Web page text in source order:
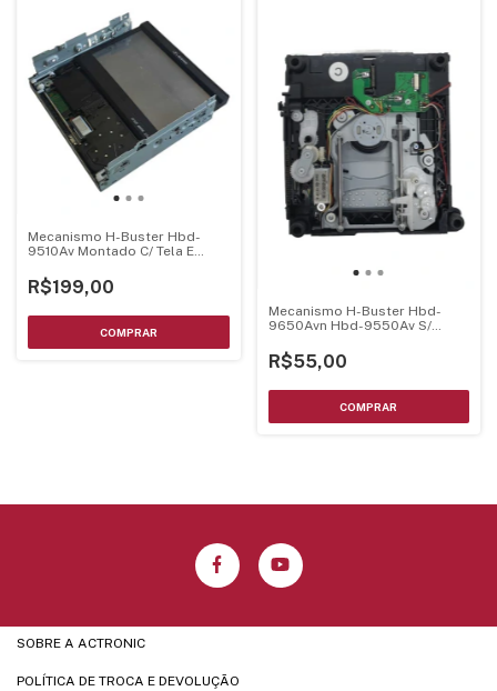
Mecanismo H-Buster Hbd-
9510Av Montado C/ Tela E
R$199,00
Mecanismo H-Buster Hbd-
9650Avn Hbd-9550Av S/
R$55,00
SOBRE A ACTRONIC
POLÍTICA DE TROCA E DEVOLUÇÃO